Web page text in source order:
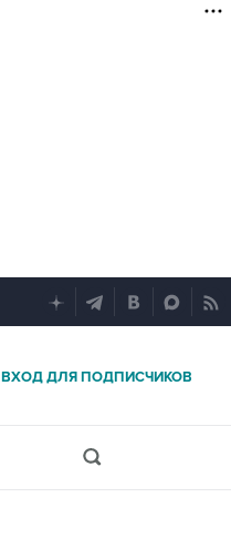
ВХОД ДЛЯ ПОДПИСЧИКОВ